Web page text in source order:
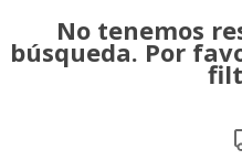
No tenemos
búsqueda. Por